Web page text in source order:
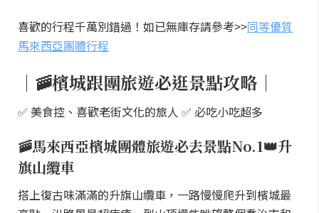
喜歡的行程千萬別錯過！如已無庫存請參考>>同等優質
馬來西亞團體行程
｜🚠檳城跟團旅遊必逛景點攻略｜
✅ 美食控、喜歡老街文化的旅人 ✅ 必吃小吃超多
🚠馬來西亞檳城團體旅遊必去景點No.1👑升
旗山纜車
搭上復古味滿滿的升旗山纜車，一路慢慢爬升到檳城最